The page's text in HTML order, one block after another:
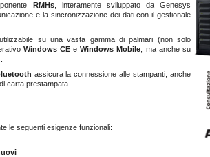
RMHs, interamente sviluppato da Genesys
e la sincronizzazione dei dati con il gestionale
su una vasta gamma di palmari (non solo
Windows CEeWindows Mobile , ma anche su
assicura la connessione alle stampanti, anche
carta prestampata.
le seguenti esigenze funzionali: